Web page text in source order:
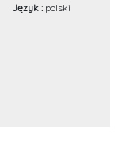
Język : polski